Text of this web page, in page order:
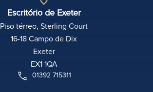
Escritório de Exeter
Piso térreo, Sterling Court
16-18 Campo de Dix
Exeter
EX1 1QA
01392 715311